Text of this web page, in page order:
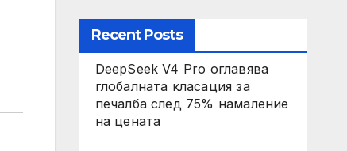
Recent Posts
DeepSeek V4 Pro оглавява
глобалната класация за
печалба след 75% намаление
на цената